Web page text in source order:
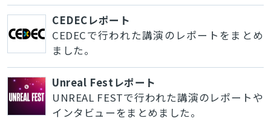
CEDECレポート
CEDECで行われた講演のレポートをまとめ
ました。
Unreal Festレポート
UNREAL FESTで行われた講演のレポートや
インタビューをまとめました。